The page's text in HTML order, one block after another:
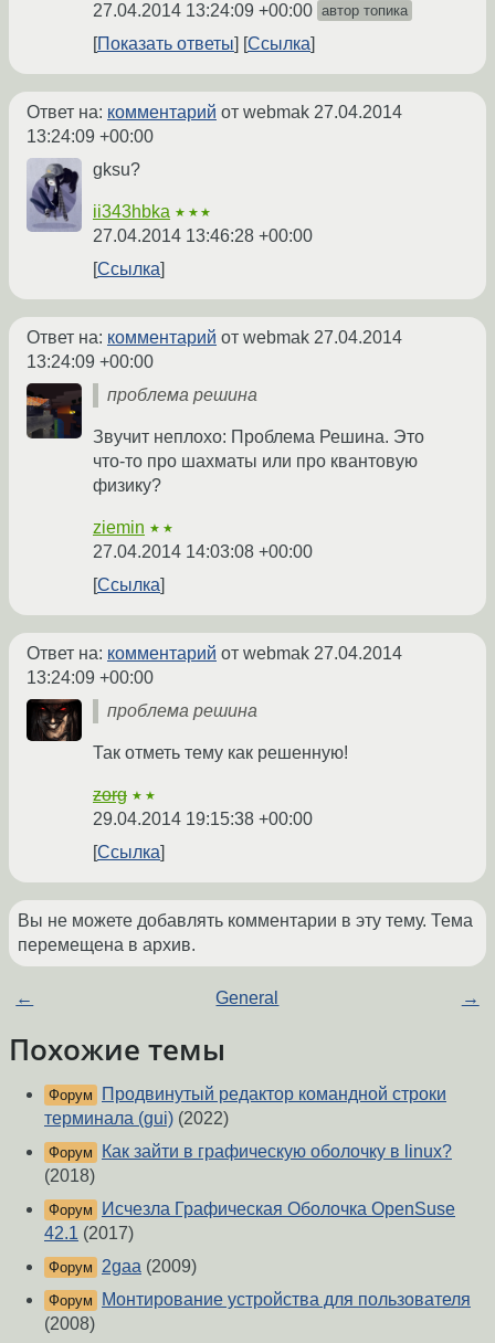
27.04.2014 13:24:09 +00:00 автор топика
Показать ответы Ссылка
Ответ на: комментарий от webmak 27.04.2014
13:24:09 +00:00
gksu?
ii343hbka ★★★
27.04.2014 13:46:28 +00:00
Ссылка
Ответ на: комментарий от webmak 27.04.2014
13:24:09 +00:00
проблема решина
Звучит неплохо: Проблема Решина. Это
что-то про шахматы или про квантовую
физику?
ziemin ★★
27.04.2014 14:03:08 +00:00
Ссылка
Ответ на: комментарий от webmak 27.04.2014
13:24:09 +00:00
проблема решина
Так отметь тему как решенную!
zorg ★★
29.04.2014 19:15:38 +00:00
Ссылка
Вы не можете добавлять комментарии в эту тему. Тема
перемещена в архив.
← General →
Похожие темы
Форум
Продвинутый редактор командной строки
терминала (gui) (2022)
Форум
Как зайти в графическую оболочку в linux?
(2018)
Форум
Исчезла Графическая Оболочка OpenSuse
42.1 (2017)
Форум 2gaa (2009)
Форум
Монтирование устройства для пользователя
(2008)